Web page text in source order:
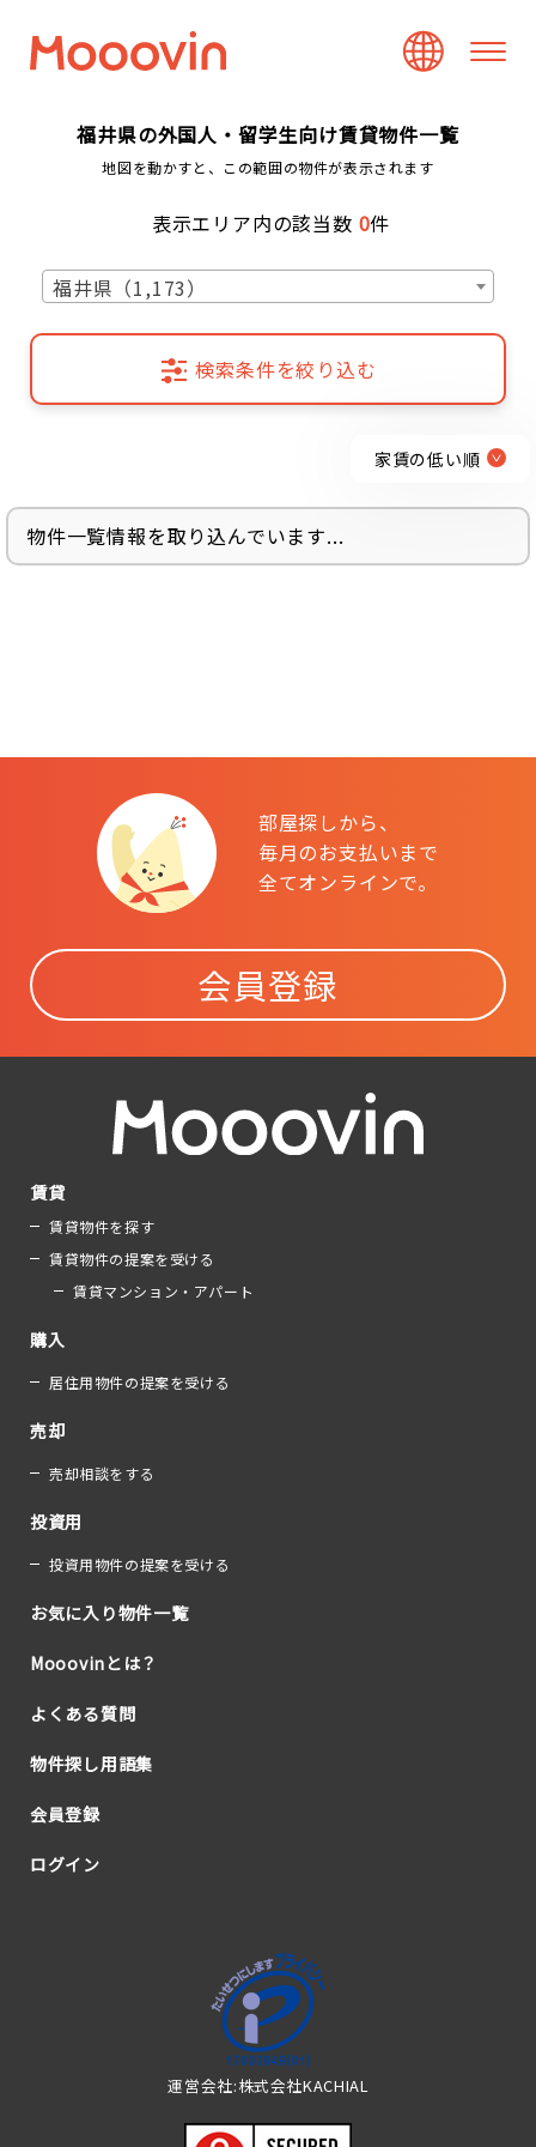
福井県の外国人・留学生向け賃貸物件一覧
地図を動かすと、この範囲の物件が表示されます
表示エリア内の該当数 0件
福井県（1,173）
検索条件を絞り込む
家賃の低い順
物件一覧情報を取り込んでいます...
部屋探しから、
毎月のお支払いまで
全てオンラインで。
会員登録
賃貸
賃貸物件を探す
賃貸物件の提案を受ける
賃貸マンション・アパート
購入
居住用物件の提案を受ける
売却
売却相談をする
投資用
投資用物件の提案を受ける
お気に入り物件一覧
Mooovinとは？
よくある質問
物件探し用語集
会員登録
ログイン
運営会社:株式会社KACHIAL